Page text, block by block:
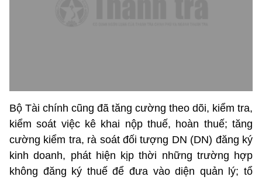
Bộ Tài chính cũng đã tăng cường theo dõi, kiểm tra,
kiểm soát việc kê khai nộp thuế, hoàn thuế; tăng
cường kiểm tra, rà soát đối tượng DN (DN) đăng ký
kinh doanh, phát hiện kịp thời những trường hợp
không đăng ký thuế để đưa vào diện quản lý; tổ